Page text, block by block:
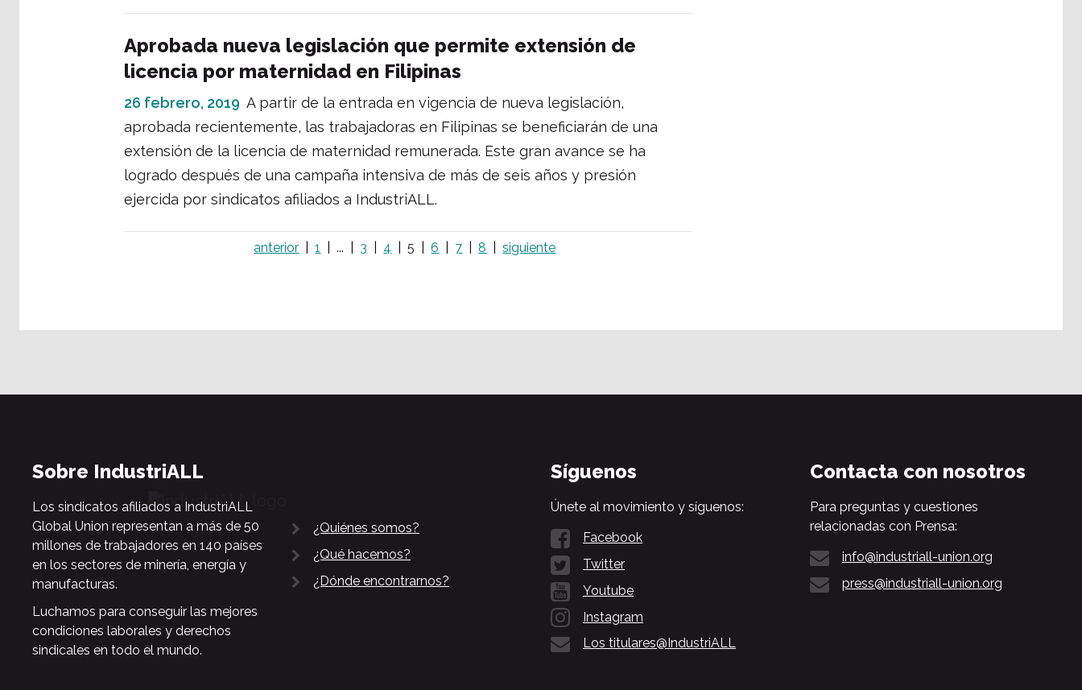
Aprobada nueva legislación que permite extensión de
licencia por maternidad en Filipinas
26 febrero, 2019 A partir de la entrada en vigencia de nueva legislación,
aprobada recientemente, las trabajadoras en Filipinas se beneficiarán de una
extensión de la licencia de maternidad remunerada. Este gran avance se ha
logrado después de una campaña intensiva de más de seis años y presión
ejercida por sindicatos afiliados a IndustriALL.
anterior 1 ... 3 4 5 6 7 8 siguiente
Sobre IndustriALL
Los sindicatos afiliados a IndustriALL
Global Union representan a más de 50
millones de trabajadores en 140 países
en los sectores de minería, energía y
manufacturas.
Luchamos para conseguir las mejores
condiciones laborales y derechos
sindicales en todo el mundo.
¿Quiénes somos?
¿Qué hacemos?
¿Dónde encontrarnos?
Síguenos
Únete al movimiento y síguenos:
Facebook
Twitter
Youtube
Instagram
Los titulares@IndustriALL
Contacta con nosotros
Para preguntas y cuestiones
relacionadas con Prensa:
info@industriall-union.org
press@industriall-union.org